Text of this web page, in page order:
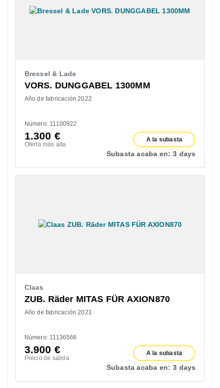
Bressel & Lade
VORS. DUNGGABEL 1300MM
Año de fabricación 2022
Número: 11100922
1.300 €
Oferta más alta
A la subasta
Subasta acaba en: 3 days
Claas
ZUB. Räder MITAS FÜR AXION870
Año de fabricación 2021
Número: 11136566
3.900 €
Precio de salida
A la subasta
Subasta acaba en: 3 days